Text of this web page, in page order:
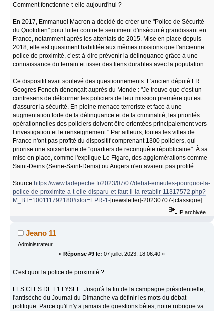
Comment fonctionne-t-elle aujourd'hui ?
En 2017, Emmanuel Macron a décidé de créer une "Police de Sécurité
du Quotidien" pour lutter contre le sentiment d'insécurité grandissant en
France, notamment après les attentats de 2015. Mise en place depuis
2018, elle est quasiment habilitée aux mêmes missions que l'ancienne
police de proximité, c’est-à-dire prévenir la délinquance grâce à une
connaissance du terrain et tisser des liens durables avec la population.
Ce dispositif avait soulevé des questionnements. L'ancien député LR
Geogres Fenech dénonçait auprès du Monde : "Je trouve que c'est un
contresens de détourner les policiers de leur mission première qui est
d'assurer la sécurité. En pleine menace terroriste et face à une
augmentation forte de la délinquance et de la criminalité, les priorités
opérationnelles des policiers doivent être orientées principalement vers
l’investigation et le renseignement." Par ailleurs, toutes les villes de
France n'ont pas profité du dispositif comprenant 1300 policiers, qui
priorise une soixantaine de "quartiers de reconquête républicaine". À sa
mise en place, comme l'explique Le Figaro, des agglomérations comme
Saint-Deins (Seine-Saint-Denis) ou Angers n'en avaient pas profité.
Source https://www.ladepeche.fr/2023/07/07/debat-emeutes-pourquoi-la-
police-de-proximite-a-t-elle-disparu-et-faut-il-la-retablir-11317572.php?
M_BT=100111792180#xtor=EPR-1-[newsletter]-20230707-[classique]
IP archivée
Jeano 11
Administrateur
« Réponse #9 le: 07 juillet 2023, 18:06:40 »
C'est quoi la police de proximité ?
LES CLES DE L'ELYSEE. Jusqu'à la fin de la campagne présidentielle,
l'antisèche du Journal du Dimanche va définir les mots du débat
politique. Parce qu'il n'y a jamais de questions bêtes, notre rubrique va